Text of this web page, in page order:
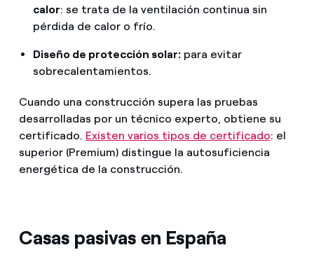
calor: se trata de la ventilación continua sin
pérdida de calor o frío.
Diseño de protección solar:para evitar
sobrecalentamientos.
Cuando una construcción supera las pruebas
desarrolladas por un técnico experto, obtiene su
certificado. Existen varios tipos de certificado: el
superior (Premium) distingue la autosuficiencia
energética de la construcción.
Casas pasivas en España